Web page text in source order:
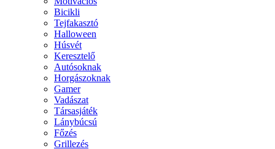
Bicikli
Tejfakasztó
Halloween
Húsvét
Keresztelő
Autósoknak
Horgászoknak
Gamer
Vadászat
Társasjáték
Lánybúcsú
Főzés
Grillezés